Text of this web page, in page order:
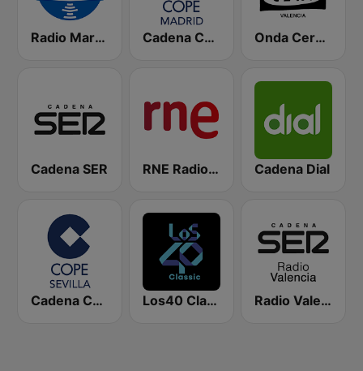
Radio Marca Nacional Cadena COPE Madrid Onda Cero Valencia
Cadena SER RNE Radio Nacional Cadena Dial
Cadena COPE Sevilla Los40 Classic Radio Valencia SER